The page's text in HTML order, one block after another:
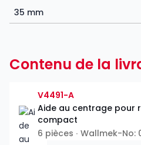
35 mm
Contenu de la
V4491-A
Aide au centrage pour
compact
6 pièces ∙ Wallmek-No: